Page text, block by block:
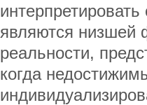
являются низшей
реальности,
когда